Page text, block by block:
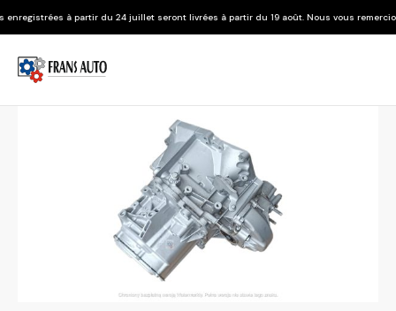
du 24 juillet seront livrées à partir du 19 août. Nous vous remercions de votre